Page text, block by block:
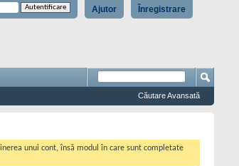
Înregistrare
Ajutor
Căutare Avansată
unui cont, însă modul în care sunt completate